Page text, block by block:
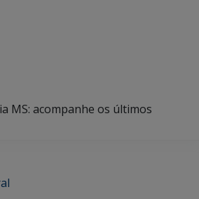
MS: acompanhe os últimos